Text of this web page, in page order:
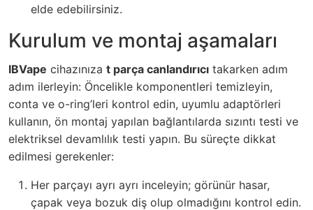
elde edebilirsiniz.
Kurulum ve montaj aşamaları
IBVape cihazınıza t parça canlandırıcı takarken adım
adım ilerleyin: Öncelikle komponentleri temizleyin,
conta ve o-ring’leri kontrol edin, uyumlu adaptörleri
kullanın, ön montaj yapılan bağlantılarda sızıntı testi ve
elektriksel devamlılık testi yapın. Bu süreçte dikkat
edilmesi gerekenler:
Her parçayı ayrı ayrı inceleyin; görünür hasar,
çapak veya bozuk diş olup olmadığını kontrol edin.